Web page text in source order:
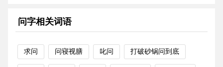
问字相关词语
求问 问寝视膳 叱问 打破砂锅问到底